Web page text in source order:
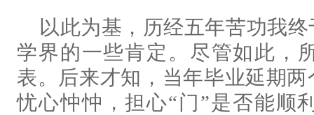
以此为基，历经五年苦功我
学界的一些肯定。尽管如此，
表。后来才知，当年毕业延期
忧心忡忡，担心“门”是否能顺